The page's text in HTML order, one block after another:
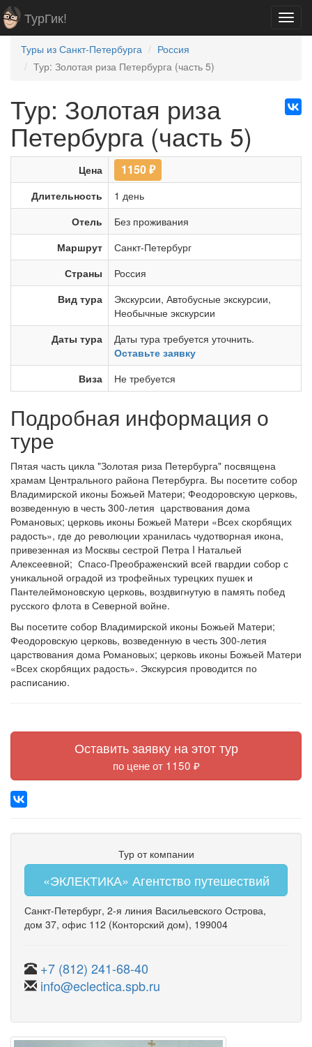
ТурГик!
Туры из Санкт-Петербурга
Россия
Тур: Золотая риза Петербурга (часть 5)
Тур: Золотая риза
Петербурга (часть 5)
Цена 1150₽
Длительность
1 день
Отель
Без проживания
Маршрут
Санкт-Петербург
Страны
Россия
Вид тура
Экскурсии, Автобусные экскурсии,
Необычные экскурсии
Даты тура
Даты тура требуется уточнить.
Оставьте заявку
Виза
Не требуется
Подробная информация о
туре
Пятая часть цикла "Золотая риза Петербурга" посвящена
храмам Центрального района Петербурга. Вы посетите собор
Владимирской иконы Божьей Матери; Феодоровскую церковь,
возведенную в честь 300-летия царствования дома
Романовых; церковь иконы Божьей Матери «Всех скорбящих
радость», где до революции хранилась чудотворная икона,
привезенная из Москвы сестрой Петра I Натальей
Алексеевной; Спасо-Преображенский всей гвардии собор с
уникальной оградой из трофейных турецких пушек и
Пантелеймоновскую церковь, воздвигнутую в память побед
русского флота в Северной войне.
Вы посетите собор Владимирской иконы Божьей Матери;
Феодоровскую церковь, возведенную в честь 300-летия
царствования дома Романовых; церковь иконы Божьей Матери
«Всех скорбящих радость». Экскурсия проводится по
расписанию.
Оставить заявку на этот тур
по цене от 1150 ₽
Тур от компании
«ЭКЛЕКТИКА» Агентство путешествий
Санкт-Петербург, 2-я линия Васильевского Острова,
дом 37, офис 112 (Конторский дом), 199004
+7 (812) 241-68-40
info@eclectica.spb.ru